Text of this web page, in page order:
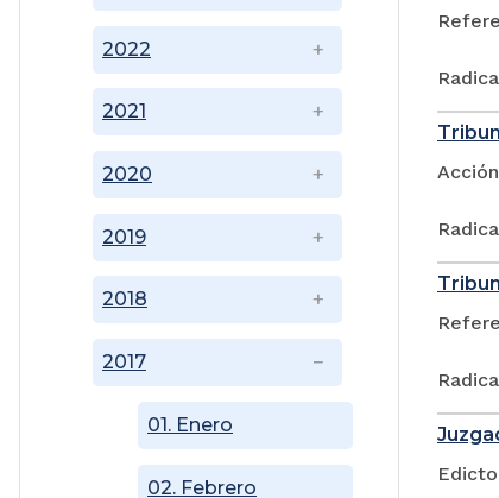
2017
01. Enero
02. Febrero
2018
2019
2020
2021
2022